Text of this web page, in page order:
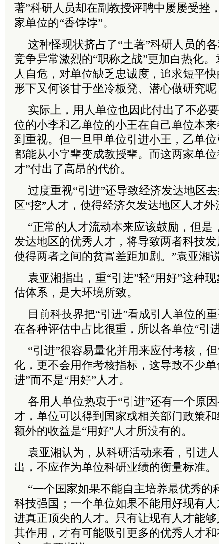
著”科研人员却在副教授评聘中屡屡受挫
家单位的“香饽饽”。
这种怪现状挤占了“土著”科研人员的
竞争异常激烈的“职称之战”更加白热化
人自危，对单位缺乏忠诚度，追求短平
形下又何谈甘于坐冷板凳、潜心做研究呢
实际上，用人单位也因此付出了不必
位的小李和乙单位的小王在自己单位本
到重视。但一旦甲单位引进小王，乙单
都能从小字辈变成教授辈。而这两家单
才”付出了高昂的代价。
过度重视“引进”还导致经济发达地区
区“挖”人才，使得经济欠发达地区人才
“正常的人才流动本来应该鼓励，但是
发达地区的优秀人才，将导致两者科技
使得两者之间的贫富差距加剧。”袁亚湘
袁亚湘指出，重“引进”轻“用好”这种
估体系，是大环境所致。
目前科技界把“引进”看成引人单位的
在各种评估中占比很重，所以各单位“引
“引进”很容易量化并用来应付考核，
化，更不会用作考核指标，这导致不少
进”而不是“用好”人才。
各用人单位热衷于“引进”还有一个原
才，单位可以得到国家或相关部门政策
额外的收益是“用好”人才所没有的。
袁亚湘认为，从科研活动来看，引进
出，不应作为单位科研业绩的衡量标准。
“一个国家如果不能自主培养最优秀的
科技强国；一个单位如果不能用好现有
进真正顶尖的人才。只有让现有人才能
其作用，才有可能吸引更多的优秀人才